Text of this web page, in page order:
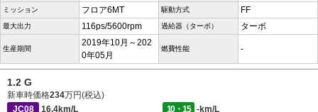
ミッション フロア6MT 駆動方式 FF
最大出力 116ps/5600rpm 過給器（ターボ） ターボ
生産期間
2019年10月～202
0年05月
燃費性能 -
1.2 G
新車時価格234万円(税込)
JC08
16.4km/L 10・15 -km/L